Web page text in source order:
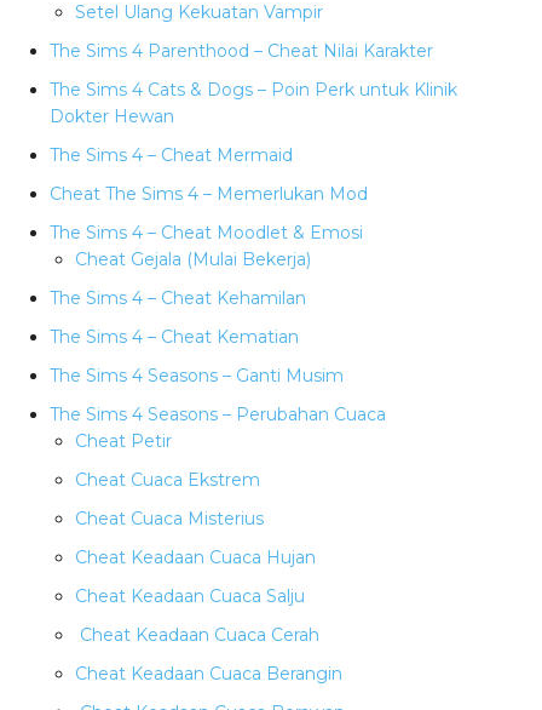
Setel Ulang Kekuatan Vampir
The Sims 4 Parenthood – Cheat Nilai Karakter
The Sims 4 Cats & Dogs – Poin Perk untuk Klinik
Dokter Hewan
The Sims 4 – Cheat Mermaid
Cheat The Sims 4 – Memerlukan Mod
The Sims 4 – Cheat Moodlet & Emosi
Cheat Gejala (Mulai Bekerja)
The Sims 4 – Cheat Kehamilan
The Sims 4 – Cheat Kematian
The Sims 4 Seasons – Ganti Musim
The Sims 4 Seasons – Perubahan Cuaca
Cheat Petir
Cheat Cuaca Ekstrem
Cheat Cuaca Misterius
Cheat Keadaan Cuaca Hujan
Cheat Keadaan Cuaca Salju
Cheat Keadaan Cuaca Cerah
Cheat Keadaan Cuaca Berangin